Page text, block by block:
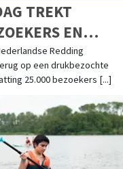
TREKT
EN
Redding
op een drukbezochte
25.000 bezoekers [...]